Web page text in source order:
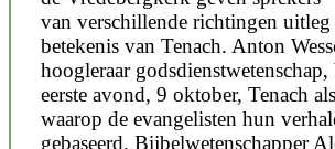
van verschillende richtingen uitleg
betekenis van Tenach. Anton
hoogleraar
eerste avond, 9 oktober, Tenach
waarop de evangelisten hun
gebaseerd. Bijbelwetenschapper